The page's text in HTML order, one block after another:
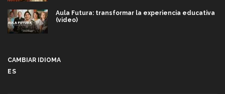
Aula Futura: transformar la experiencia educativa
(video)
CAMBIAR IDIOMA
ES